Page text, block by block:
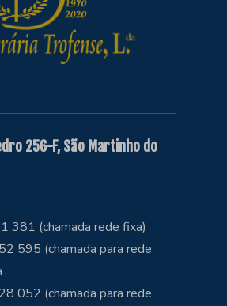
256-F, São Martinho do
381 (chamada rede fixa)
595 (chamada para rede
052 (chamada para rede